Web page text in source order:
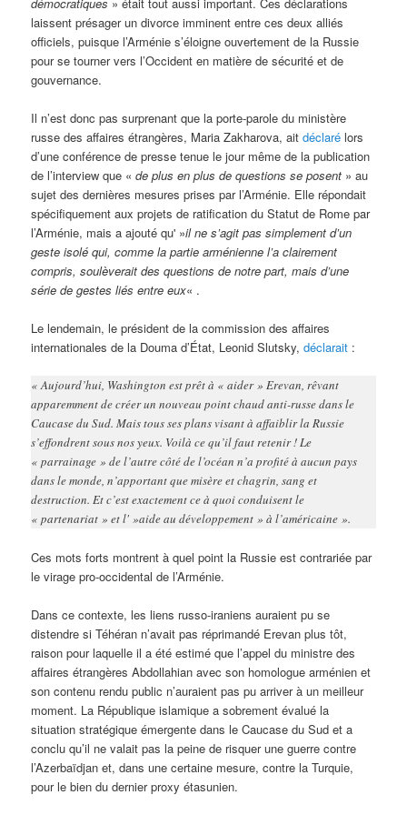
laissent présager un divorce imminent entre ces deux alliés
officiels, puisque l’Arménie s’éloigne ouvertement de la Russie
pour se tourner vers l’Occident en matière de sécurité et de
gouvernance.
Il n’est donc pas surprenant que la porte-parole du ministère
russe des affaires étrangères, Maria Zakharova, aitdéclaré lors
d’une conférence de presse tenue le jour même de la publication
de l’interview que «de plus en plus de questions se posent » au
sujet des dernières mesures prises par l’Arménie. Elle répondait
spécifiquement aux projets de ratification du Statut de Rome par
l’Arménie, mais a ajouté qu' »il ne s’agit pas simplement d’un
geste isolé qui, comme la partie arménienne l’a clairement
compris, soulèverait des questions de notre part, mais d’une
série de gestes liés entre eux« .
Le lendemain, le président de la commission des affaires
internationales de la Douma d’État, Leonid Slutsky,déclarait :
« Aujourd’hui, Washington est prêt à « aider » Erevan, rêvant
apparemment de créer un nouveau point chaud anti-russe dans le
Caucase du Sud. Mais tous ses plans visant à affaiblir la Russie
s’effondrent sous nos yeux. Voilà ce qu’il faut retenir ! Le
« parrainage » de l’autre côté de l’océan n’a profité à aucun pays
dans le monde, n’apportant que misère et chagrin, sang et
destruction. Et c’est exactement ce à quoi conduisent le
« partenariat » et l' »aide au développement » à l’américaine ».
Ces mots forts montrent à quel point la Russie est contrariée par
le virage pro-occidental de l’Arménie.
Dans ce contexte, les liens russo-iraniens auraient pu se
distendre si Téhéran n’avait pas réprimandé Erevan plus tôt,
raison pour laquelle il a été estimé que l’appel du ministre des
affaires étrangères Abdollahian avec son homologue arménien et
son contenu rendu public n’auraient pas pu arriver à un meilleur
moment. La République islamique a sobrement évalué la
situation stratégique émergente dans le Caucase du Sud et a
conclu qu’il ne valait pas la peine de risquer une guerre contre
l’Azerbaïdjan et, dans une certaine mesure, contre la Turquie,
pour le bien du dernier proxy étasunien.